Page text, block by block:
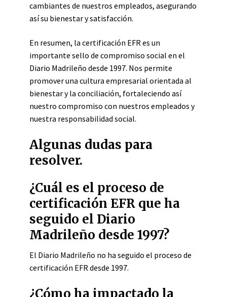
cambiantes de nuestros empleados, asegurando
así su bienestar y satisfacción.
En resumen, la certificación EFR es un
importante sello de compromiso social en el
Diario Madrileño desde 1997. Nos permite
promover una cultura empresarial orientada al
bienestar y la conciliación, fortaleciendo así
nuestro compromiso con nuestros empleados y
nuestra responsabilidad social.
Algunas dudas para
resolver.
¿Cuál es el proceso de
certificación EFR que ha
seguido el Diario
Madrileño desde 1997?
El Diario Madrileño no ha seguido el proceso de
certificación EFR desde 1997.
¿Cómo ha impactado la